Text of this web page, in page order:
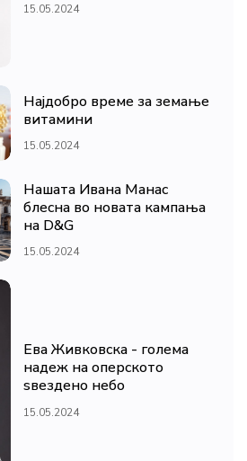
15.05.2024
Најдобро време за земање
витамини
15.05.2024
Нашата Ивана Манас
блесна во новата кампања
на D&G
15.05.2024
Ева Живковска - голема
надеж на оперското
ѕвездено небо
15.05.2024